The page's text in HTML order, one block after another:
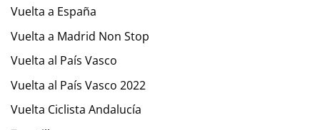
Vuelta a España
Vuelta a Madrid Non Stop
Vuelta al País Vasco
Vuelta al País Vasco 2022
Vuelta Ciclista Andalucía